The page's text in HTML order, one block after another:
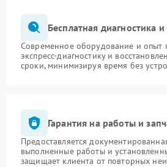
Бесплатная диагностика
Современное оборудование и опыт
экспресс-диагностику и
сроки, минимизируя время без
Гарантия на работы и
Предоставляется
выполненные работы и
защищает клиента от повторных